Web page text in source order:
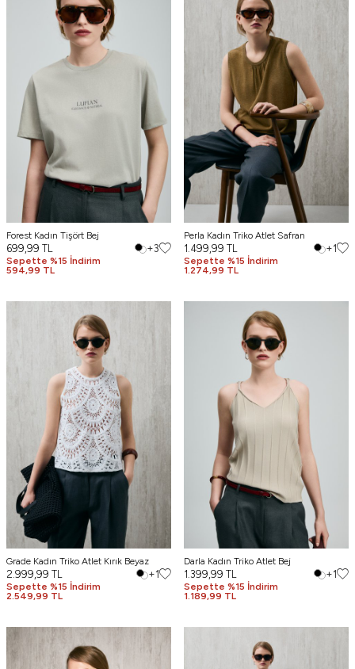
Forest Kadın Tişört Bej
699,99 TL
Sepette %15 İndirim
594,99 TL
+3
Perla Kadın Triko Atlet Safran
1.499,99 TL
Sepette %15 İndirim
1.274,99 TL
+1
Grade Kadın Triko Atlet Kırık Beyaz
2.999,99 TL
Sepette %15 İndirim
2.549,99 TL
+1
Darla Kadın Triko Atlet Bej
1.399,99 TL
Sepette %15 İndirim
1.189,99 TL
+1